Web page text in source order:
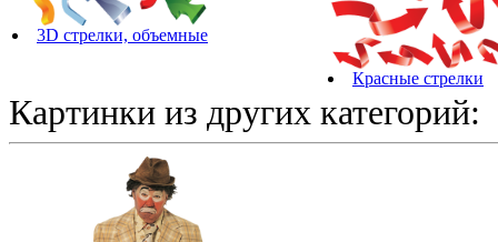
3D стрелки, объемные
Красные стрелки
Картинки из других категорий: